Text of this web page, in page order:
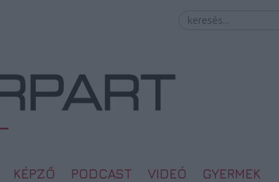
KÉPZŐ PODCAST VIDEÓ GYERMEK